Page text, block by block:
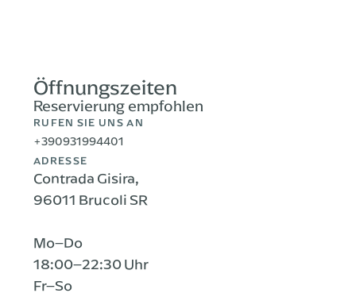
Öffnungszeiten
Reservierung empfohlen
RUFEN SIE UNS AN
+390931994401
ADRESSE
Contrada Gisira,
96011 Brucoli SR
Mo–Do
18:00–22:30 Uhr
Fr–So